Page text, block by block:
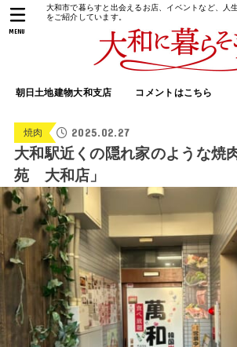
大和市で暮らすと出会えるお店、イベントなど、人
をご紹介しています。
朝日土地建物大和支店 コメントはこちら
MENU
焼肉 2025.02.27
大和駅近くの隠れ家のような焼
苑 大和店」